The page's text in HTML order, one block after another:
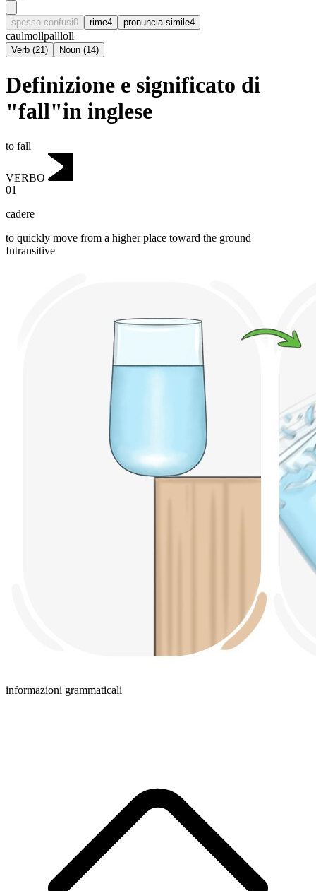
spesso confusi0 rime4 pronuncia simile4
caulmollpallloll
Verb (21) Noun (14)
Definizione e significato di
"fall"in inglese
to fall
VERBO
01
cadere
to quickly move from a higher place toward the ground
Intransitive
informazioni grammaticali